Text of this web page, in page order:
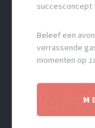
succesconcept
Beleef een
verrassende
momenten op